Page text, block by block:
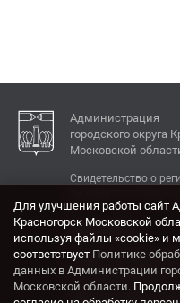
Администрация
городского округа
Московской
Свидетельство о
КОНТАКТЫ
Адрес: 143404,
ул. Ленина, дом 4.
Электронная
Для улучшения работы сайт
Красногорск Московской
используя файлы «cookie» и
соответствует Политике
данных в Администрации
Московской области.